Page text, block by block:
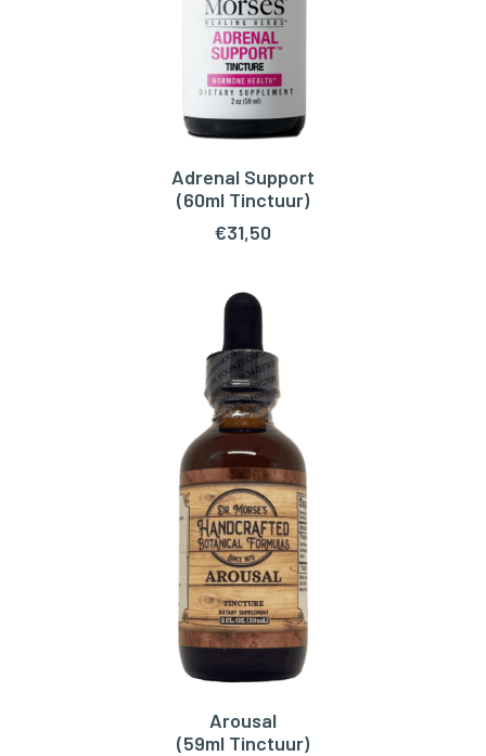
TOEVOEGEN AAN WINKELWAGEN
Adrenal Support
(60ml Tinctuur)
€31,50
TOEVOEGEN AAN WINKELWAGEN
Arousal
(59ml Tinctuur)